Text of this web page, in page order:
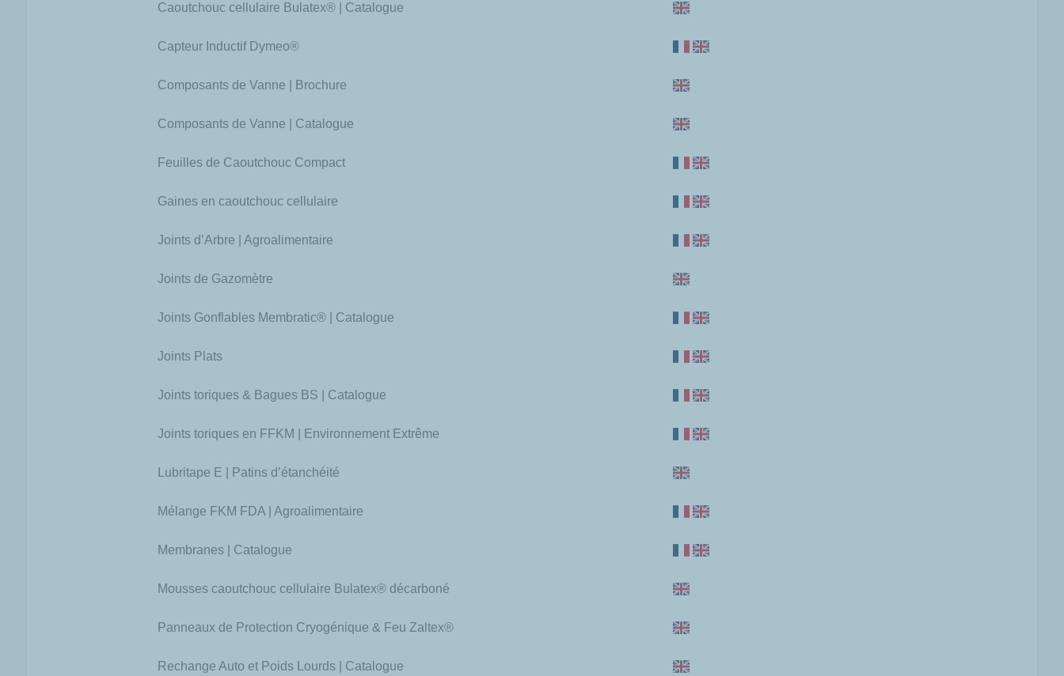
Caoutchouc cellulaire Bulatex® | Catalogue
Capteur Inductif Dymeo®
Composants de Vanne | Brochure
Composants de Vanne | Catalogue
Feuilles de Caoutchouc Compact
Gaines en caoutchouc cellulaire
Joints d’Arbre | Agroalimentaire
Joints de Gazomètre
Joints Gonflables Membratic® | Catalogue
Joints Plats
Joints toriques & Bagues BS | Catalogue
Joints toriques en FFKM | Environnement Extrême
Lubritape E | Patins d’étanchéité
Mélange FKM FDA | Agroalimentaire
Membranes | Catalogue
Mousses caoutchouc cellulaire Bulatex® décarboné
Panneaux de Protection Cryogénique & Feu Zaltex®
Rechange Auto et Poids Lourds | Catalogue